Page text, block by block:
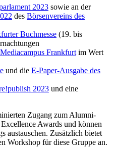
2023 sowie an der
des Börsenvereins des
Buchmesse (19. bis
Mediacampus Frankfurt im Wert
und die E-Paper-Ausgabe des
2023 und eine
Zugang zum Alumni-
Awards und können
austauschen. Zusätzlich bietet
Workshop für diese Gruppe an.